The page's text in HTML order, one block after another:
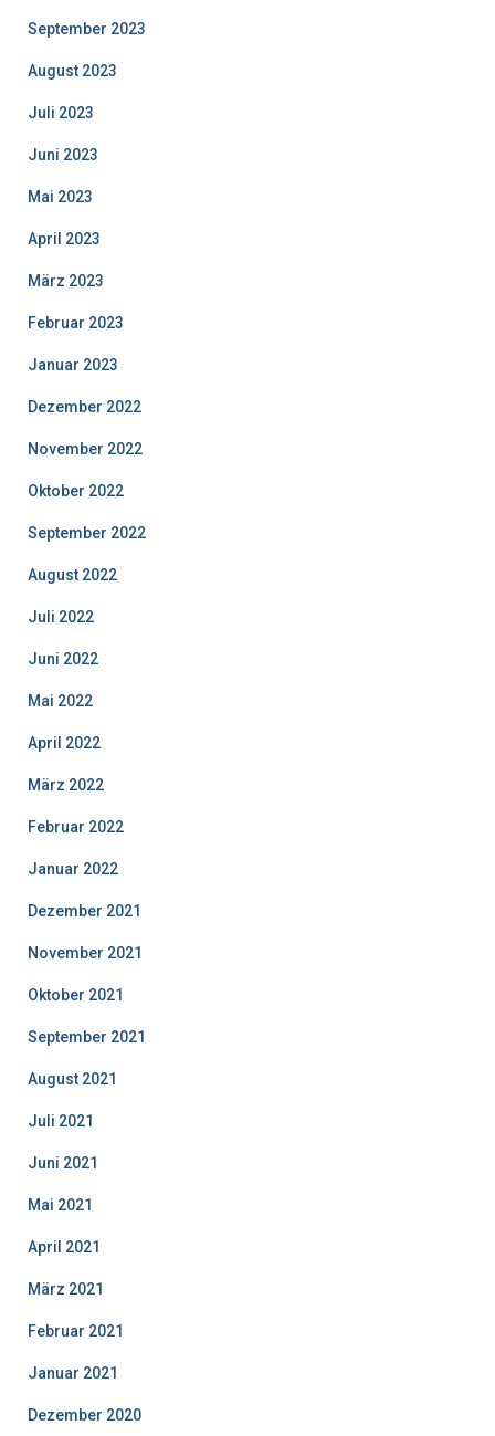
September 2023
August 2023
Juli 2023
Juni 2023
Mai 2023
April 2023
März 2023
Februar 2023
Januar 2023
Dezember 2022
November 2022
Oktober 2022
September 2022
August 2022
Juli 2022
Juni 2022
Mai 2022
April 2022
März 2022
Februar 2022
Januar 2022
Dezember 2021
November 2021
Oktober 2021
September 2021
August 2021
Juli 2021
Juni 2021
Mai 2021
April 2021
März 2021
Februar 2021
Januar 2021
Dezember 2020